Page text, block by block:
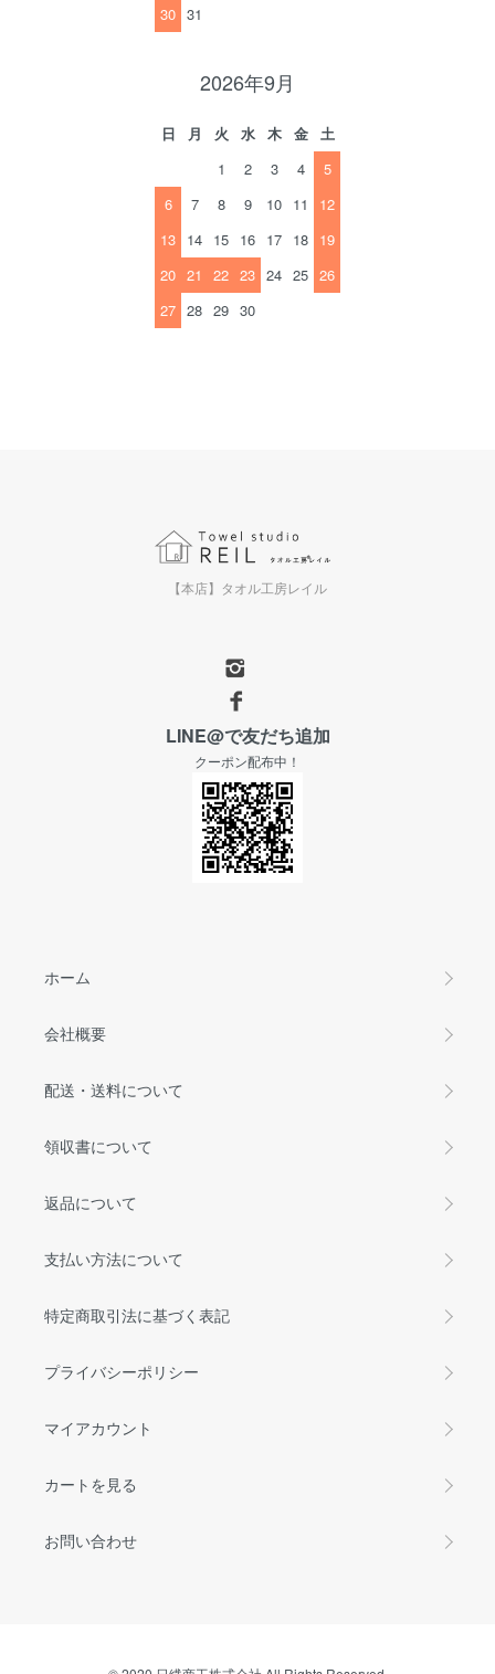
30 31
2026年9月
日 月 火 水 木 金
土
1
2 3 4
5
6
7 8 9 10 11
12
13 14 15 16 17 18 19
20 21 22 23 24 25 26
27 28 29 30
【本店】タオル工房レイル
LINE@で友だち追加
クーポン配布中！
ホーム
会社概要
配送・送料について
領収書について
返品について
支払い方法について
特定商取引法に基づく表記
プライバシーポリシー
マイアカウント
カートを見る
お問い合わせ